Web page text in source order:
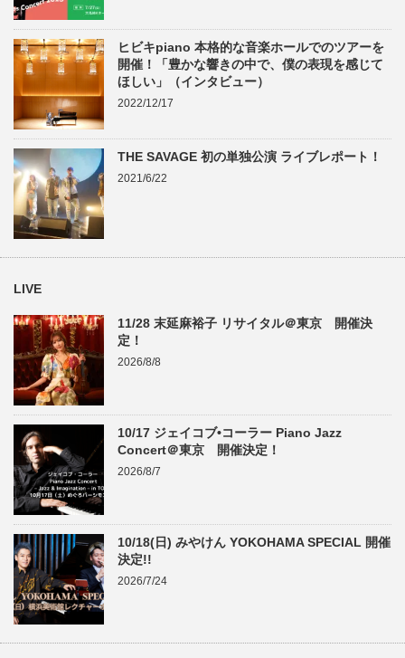
ヒビキpiano 本格的な音楽ホールでのツアーを
開催！「豊かな響きの中で、僕の表現を感じて
ほしい」（インタビュー）
2022/12/17
THE SAVAGE 初の単独公演 ライブレポート！
2021/6/22
LIVE
11/28 末延麻裕子 リサイタル＠東京 開催決
定！
2026/8/8
10/17 ジェイコブ•コーラー Piano Jazz
Concert＠東京 開催決定！
2026/8/7
10/18(日) みやけん YOKOHAMA SPECIAL 開催
決定!!
2026/7/24